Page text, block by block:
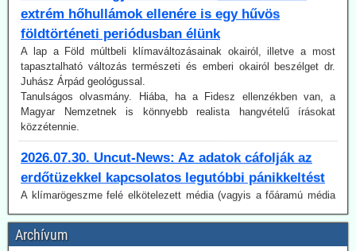
földtörténeti periódusban élünk
A lap a Föld múltbeli klímaváltozásainak okairól, illetve a most
tapasztalható változás természeti és emberi okairól beszélget dr.
Juhász Árpád geológussal.
Tanulságos olvasmány. Hiába, ha a Fidesz ellenzékben van, a
Magyar Nemzetnek is könnyebb realista hangvételű írásokat
közzétennie.
2026.07.30. Uncut-News: Az adatok cáfolják az
erdőtüzekkel kapcsolatos legutóbbi pánikkeltést
A klímarögeszme felé elkötelezett média (vagyis a főáramú média
100 %-ban) a klímaváltozásban, magyarul az antropogén CO2-
kibocsátás növekedésében igyekszik megtalálni (vagy legalábbis az
olvasókkal elhitetni) az erdőtüzek okát. Így van ez az idén is, mint a
korábbi években. A gépezet figyelmen kívül hagyja úgy az emberi
tényezőt, akár a gondatlanságot, akár a szándékos gyújtogatást,
Archívum